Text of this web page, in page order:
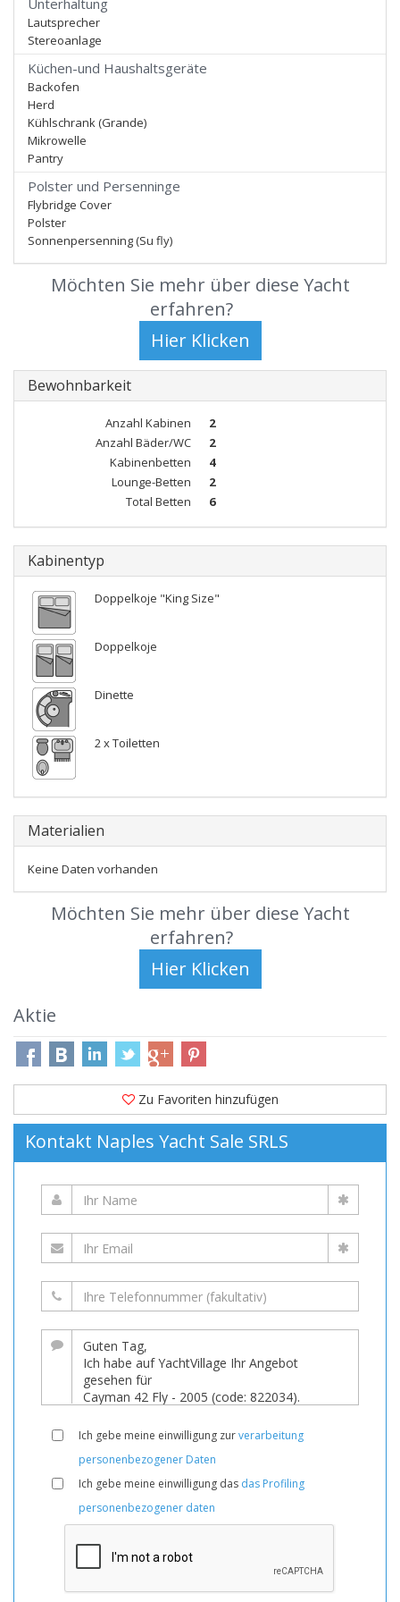
Unterhaltung
Lautsprecher
Stereoanlage
Küchen-und Haushaltsgeräte
Backofen
Herd
Kühlschrank (Grande)
Mikrowelle
Pantry
Polster und Persenninge
Flybridge Cover
Polster
Sonnenpersenning (Su fly)
Möchten Sie mehr über diese Yacht
erfahren?
Bewohnbarkeit
Anzahl Kabinen
2
Anzahl Bäder/WC
2
Kabinenbetten
4
Lounge-Betten
2
Total Betten
6
Kabinentyp
Doppelkoje "King Size"
Doppelkoje
Dinette
2 x Toiletten
Materialien
Keine Daten vorhanden
Möchten Sie mehr über diese Yacht
erfahren?
Aktie
Zu Favoriten hinzufügen
Kontakt Naples Yacht Sale SRLS
Ich gebe meine einwilligung zurverarbeitung
personenbezogener Daten
Ich gebe meine einwilligung das das Profiling
personenbezogener daten